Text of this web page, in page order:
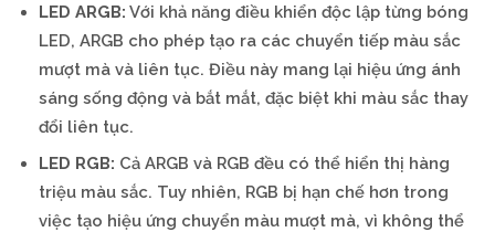
LED ARGB: Với khả năng điều khiển độc lập từng bóng
LED, ARGB cho phép tạo ra các chuyển tiếp màu sắc
mượt mà và liên tục. Điều này mang lại hiệu ứng ánh
sáng sống động và bắt mắt, đặc biệt khi màu sắc thay
đổi liên tục.
LED RGB: Cả ARGB và RGB đều có thể hiển thị hàng
triệu màu sắc. Tuy nhiên, RGB bị hạn chế hơn trong
việc tạo hiệu ứng chuyển màu mượt mà, vì không thể